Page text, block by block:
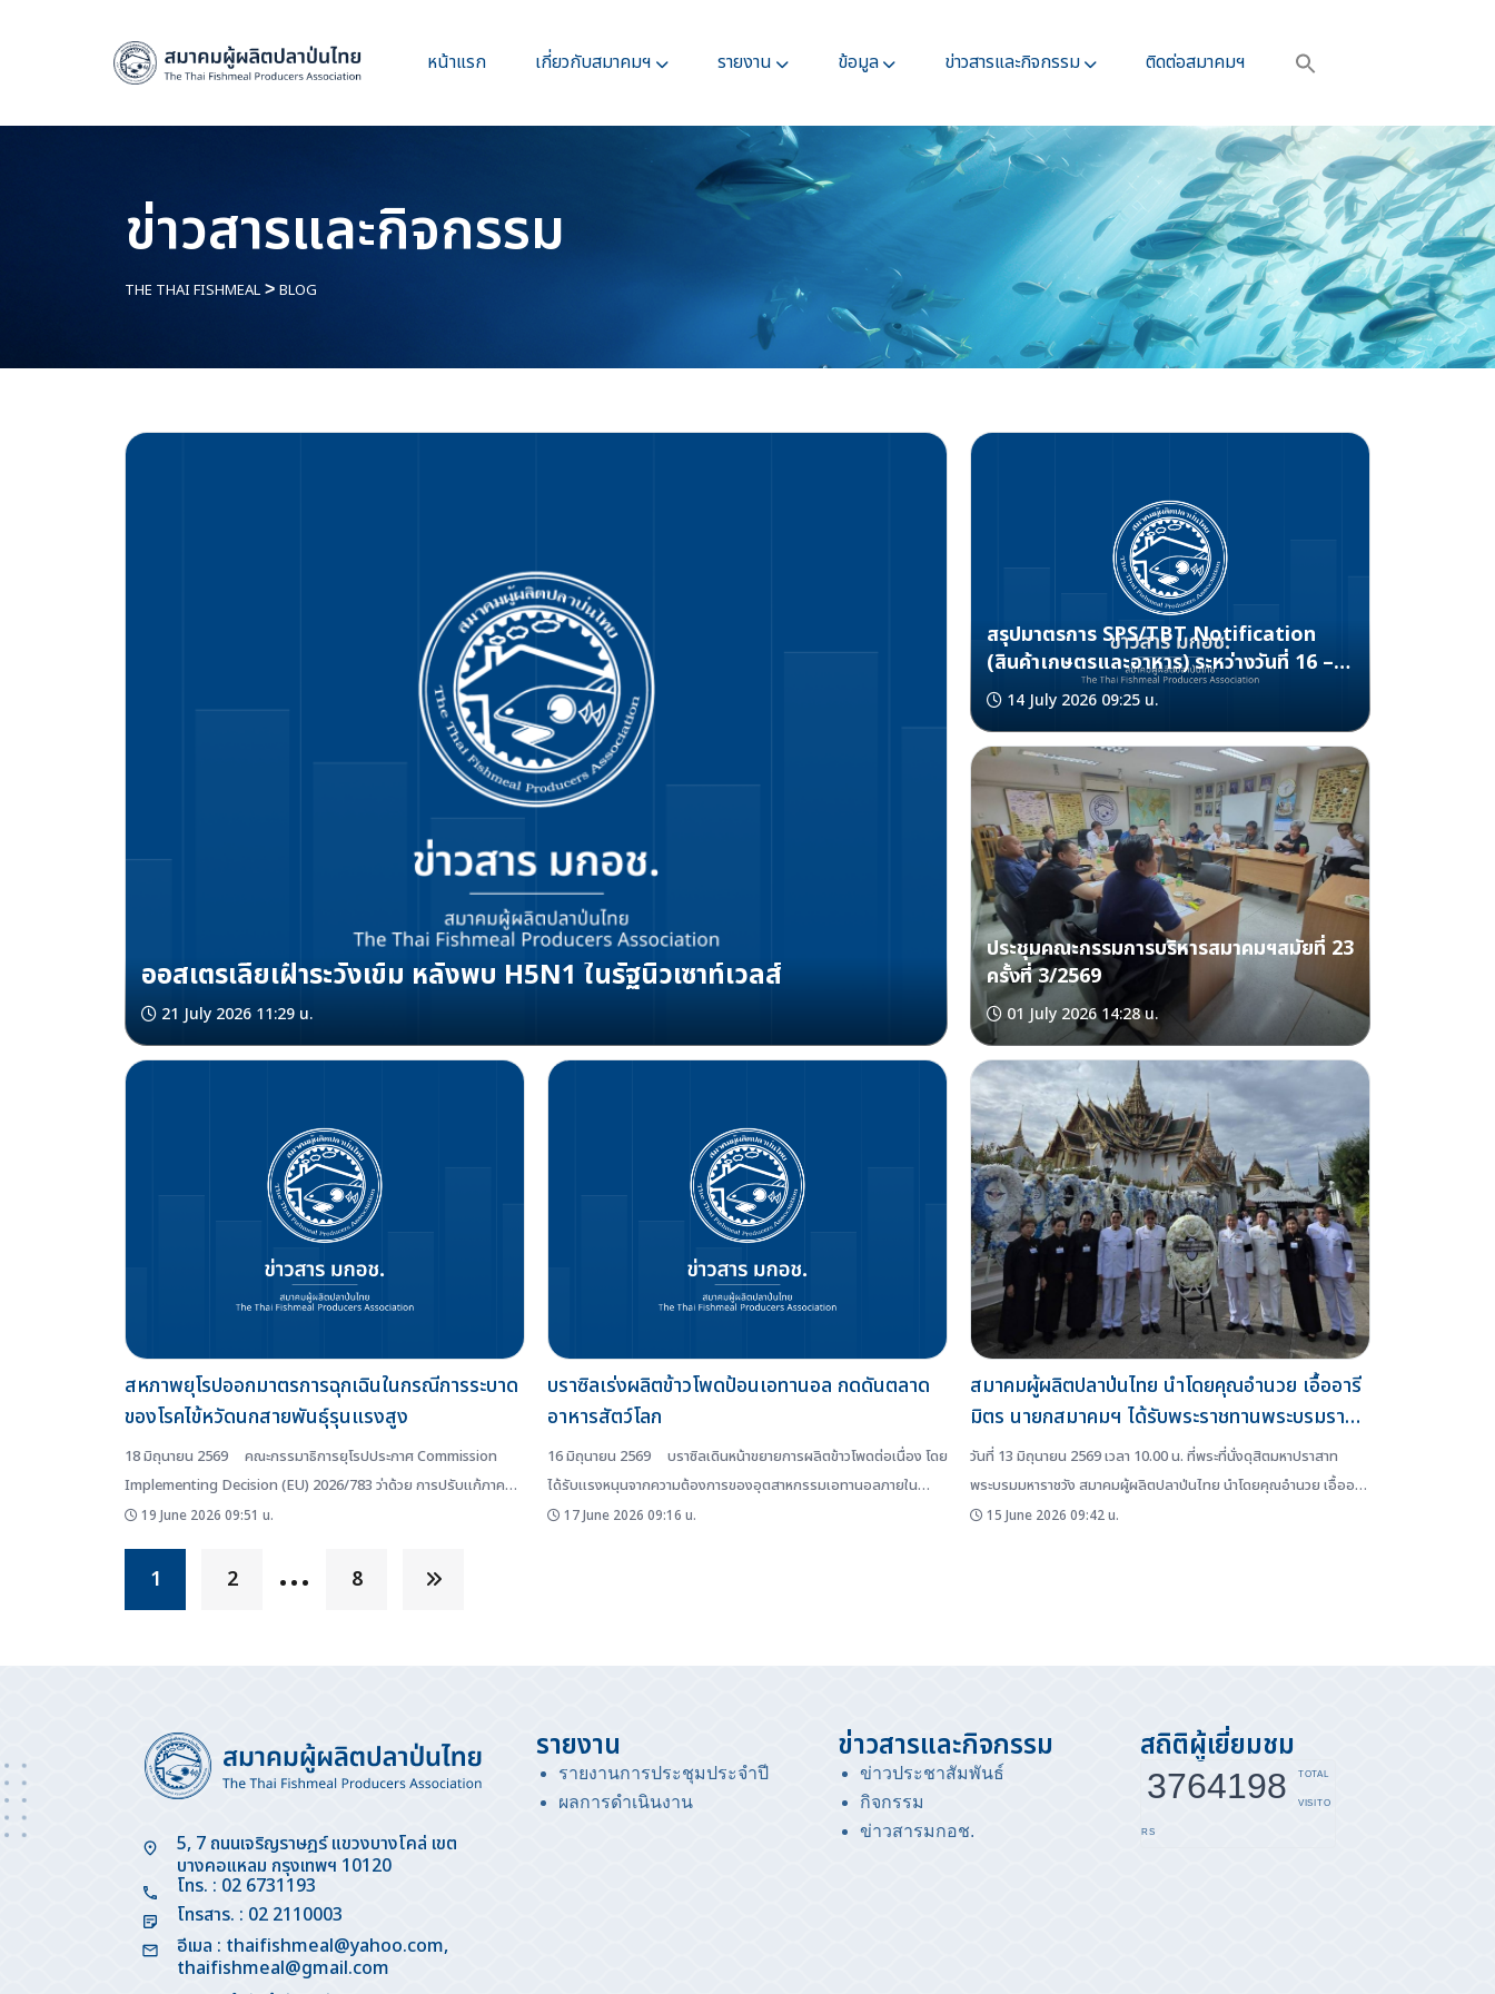
หน้าแรก เกี่ยวกับสมาคมฯ รายงาน ข้อมูล ข่าวสารและกิจกรรม​ ติดต่อสมาคมฯ
ข่าวสารและกิจกรรม
THE THAI FISHMEAL > BLOG
ออสเตรเลียเฝ้าระวังเข้ม หลังพบ H5N1 ในรัฐนิวเซาท์เวลส์
21 July 2026 11:29 น.
สรุปมาตรการ SPS/TBT Notification
(สินค้าเกษตรและอาหาร) ระหว่างวันที่ 16 –
30 มิถุนายน 2569
14 July 2026 09:25 น.
ประชุมคณะกรรมการบริหารสมาคมฯสมัยที่ 23
ครั้งที่ 3/2569
01 July 2026 14:28 น.
สหภาพยุโรปออกมาตรการฉุกเฉินในกรณีการระบาด
ของโรคไข้หวัดนกสายพันธุ์รุนแรงสูง
18 มิถุนายน 2569 คณะกรรมาธิการยุโรปประกาศ Commission
Implementing Decision (EU) 2026/783 ว่าด้วย การปรับแก้ภาค
ผนวก Implementing Decision (EU) 2023/2447 เกี่ยวกับมาตรการ
ฉุกเฉินในกรณีการระบาดของโรคไข้หวัดนกสายพันธุ์รุนแรงสูงใน
ประเทศสมาชิกบางประเทศ ใน Official Journal of...
19 June 2026 09:51 น.
บราซิลเร่งผลิตข้าวโพดป้อนเอทานอล กดดันตลาด
อาหารสัตว์โลก
16 มิถุนายน 2569 บราซิลเดินหน้าขยายการผลิตข้าวโพดต่อเนื่อง โดย
ได้รับแรงหนุนจากความต้องการของอุตสาหกรรมเอทานอลภายใน
ประเทศที่เพิ่มขึ้น และอัตรากำไรที่สูง ซึ่งนักวิเคราะห์คาดการณ์ว่า แนว
17 June 2026 09:16 น.
สมาคมผู้ผลิตปลาป่นไทย นำโดยคุณอำนวย เอื้ออารี
มิตร นายกสมาคมฯ ได้รับพระราชทานพระบรมราชา
นุญาตให้เป็นเจ้าภาพ ในการบำเพ็ญกุศล ถวาย
พระบรมศพ สมเด็จพระนางเจ้าสิริกิติ์ พระบรม
ราชินีนาถ พระบรมราชชนนีพันปีหลวง
วันที่ 13 มิถุนายน 2569 เวลา 10.00 น. ที่พระที่นั่งดุสิตมหาปราสาท
พระบรมมหาราชวัง สมาคมผู้ผลิตปลาป่นไทย นำโดยคุณอำนวย เอื้ออารี
มิตร นายกสมาคมฯ ได้รับพระราชทานพระบรมราชานุญาต ให้เป็นเจ้า
15 June 2026 09:42 น.
1 2 … 8
5, 7 ถนนเจริญราษฎร์ แขวงบางโคล่ เขต
บางคอแหลม กรุงเทพฯ 10120
โทร. : 02 6731193
โทรสาร. : 02 2110003
อีเมล : thaifishmeal@yahoo.com,
thaifishmeal@gmail.com
รายงาน
รายงานการประชุมประจำปี
ผลการดำเนินงาน
ข่าวสารและกิจกรรม
ข่าวประชาสัมพันธ์
กิจกรรม
ข่าวสารมกอช.
สถิติผู้เยี่ยมชม
3764198
TOTAL
VISITO
RS